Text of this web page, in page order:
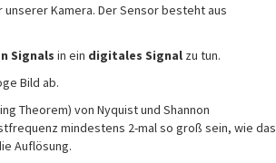
Kamera. Der Sensor besteht aus
Signals in ein digitales Signalzu tun.
Bild ab.
Theorem) von Nyquist und Shannon
mindestens 2-mal so groß sein, wie das
Auflösung.